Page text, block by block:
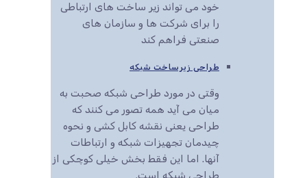
خود می تواند زیر ساخت های ارتباطی
را برای شرکت ها و سازمان های
صنعتی فراهم کند
طراحی زیرساخت شبکه
وقتی در مورد طراحی شبکه صحبت به
میان می آید همه تصور می کنند که
طراحی یعنی نقشه کابل کشی و نحوه
چیدمان تجهیزات شبکه و ارتباطات
آنها. اما این فقط بخش خیلی کوچکی از
طراحی شبکه است.